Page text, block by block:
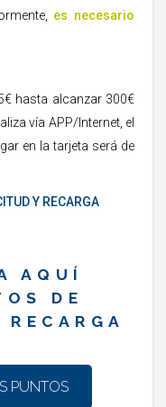
es necesario
hasta alcanzar 300€
vía APP/Internet, el
en la tarjeta será de
Y RECARGA
AQUÍ
DE
PUNTOS